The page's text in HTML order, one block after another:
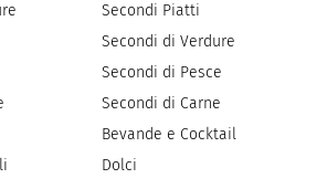
Secondi Piatti
Secondi di Verdure
Secondi di Pesce
Secondi di Carne
Bevande e Cocktail
Dolci